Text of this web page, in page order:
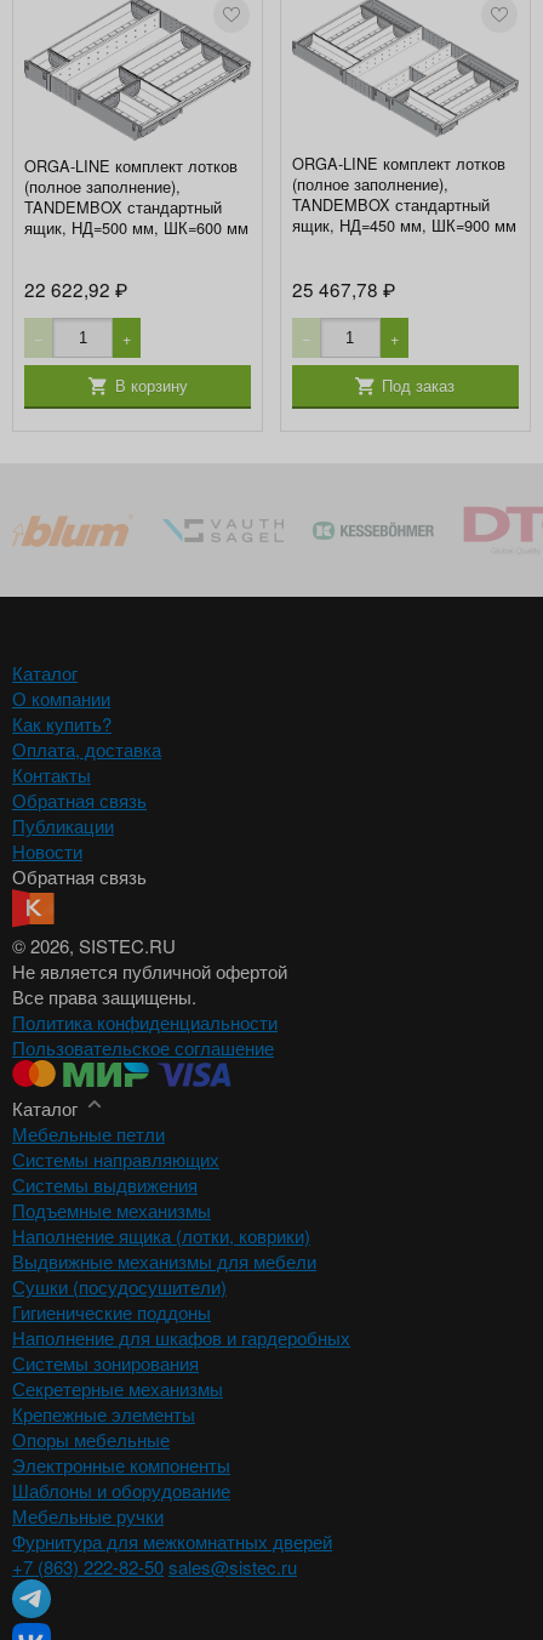
ORGA-LINE комплект лотков
(полное заполнение),
TANDEMBOX стандартный
ящик, НД=500 мм, ШК=600 мм
22 622,92₽
− +
В корзину
ORGA-LINE комплект лотков
(полное заполнение),
TANDEMBOX стандартный
ящик, НД=450 мм, ШК=900 мм
25 467,78 ₽
− +
Под заказ
Каталог
О компании
Как купить?
Оплата, доставка
Контакты
Обратная связь
Публикации
Новости
Обратная связь
© 2026, SISTEC.RU
Не является публичной офертой
Все права защищены.
Политика конфиденциальности
Пользовательское соглашение
Каталог
Мебельные петли
Системы направляющих
Системы выдвижения
Подъемные механизмы
Наполнение ящика (лотки, коврики)
Выдвижные механизмы для мебели
Сушки (посудосушители)
Гигиенические поддоны
Наполнение для шкафов и гардеробных
Системы зонирования
Секретерные механизмы
Крепежные элементы
Опоры мебельные
Электронные компоненты
Шаблоны и оборудование
Мебельные ручки
Фурнитура для межкомнатных дверей
+7 (863) 222-82-50sales@sistec.ru